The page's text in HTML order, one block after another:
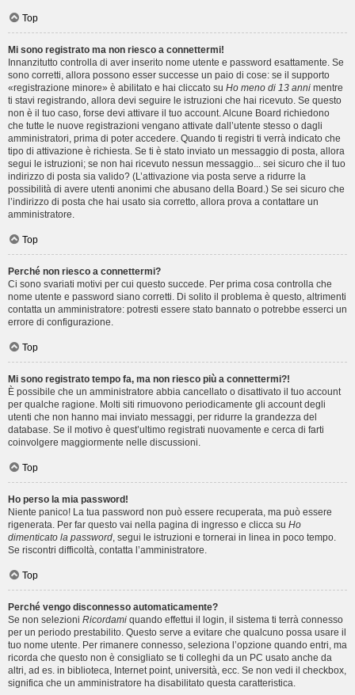
Top
Mi sono registrato ma non riesco a connettermi!
Innanzitutto controlla di aver inserito nome utente e password esattamente. Se
sono corretti, allora possono esser successe un paio di cose: se il supporto
«registrazione minore» è abilitato e hai cliccato su Ho meno di 13 anni mentre
ti stavi registrando, allora devi seguire le istruzioni che hai ricevuto. Se questo
non è il tuo caso, forse devi attivare il tuo account. Alcune Board richiedono
che tutte le nuove registrazioni vengano attivate dall’utente stesso o dagli
amministratori, prima di poter accedere. Quando ti registri ti verrà indicato che
tipo di attivazione è richiesta. Se ti è stato inviato un messaggio di posta, allora
segui le istruzioni; se non hai ricevuto nessun messaggio... sei sicuro che il tuo
indirizzo di posta sia valido? (L’attivazione via posta serve a ridurre la
possibilità di avere utenti anonimi che abusano della Board.) Se sei sicuro che
l’indirizzo di posta che hai usato sia corretto, allora prova a contattare un
amministratore.
Top
Perché non riesco a connettermi?
Ci sono svariati motivi per cui questo succede. Per prima cosa controlla che
nome utente e password siano corretti. Di solito il problema è questo, altrimenti
contatta un amministratore: potresti essere stato bannato o potrebbe esserci un
errore di configurazione.
Top
Mi sono registrato tempo fa, ma non riesco più a connettermi?!
È possibile che un amministratore abbia cancellato o disattivato il tuo account
per qualche ragione. Molti siti rimuovono periodicamente gli account degli
utenti che non hanno mai inviato messaggi, per ridurre la grandezza del
database. Se il motivo è quest’ultimo registrati nuovamente e cerca di farti
coinvolgere maggiormente nelle discussioni.
Top
Ho perso la mia password!
Niente panico! La tua password non può essere recuperata, ma può essere
rigenerata. Per far questo vai nella pagina di ingresso e clicca su Ho
dimenticato la password, segui le istruzioni e tornerai in linea in poco tempo.
Se riscontri difficoltà, contatta l’amministratore.
Top
Perché vengo disconnesso automaticamente?
Se non selezioni Ricordami quando effettui il login, il sistema ti terrà connesso
per un periodo prestabilito. Questo serve a evitare che qualcuno possa usare il
tuo nome utente. Per rimanere connesso, seleziona l’opzione quando entri, ma
ricorda che questo non è consigliato se ti colleghi da un PC usato anche da
altri, ad es. in biblioteca, Internet point, università, ecc. Se non vedi il checkbox,
significa che un amministratore ha disabilitato questa caratteristica.